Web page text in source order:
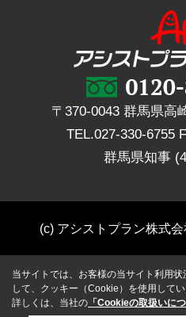
〒370-0043 群馬県高
TEL.027-330-6755
群馬県知事
(c) アシストプラン株式
当サイトでは、お客様の当サイト利用
して、クッキー（Cookie）を使用してい
詳しくは、当社の 「Cookieの取扱いにつ